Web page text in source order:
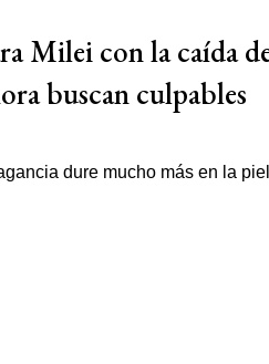
Milei con la caída
buscan culpables